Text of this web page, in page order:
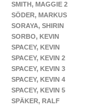
SMITH, MAGGIE 2
SÖDER, MARKUS
SORAYA, SHIRIN
SORBO, KEVIN
SPACEY, KEVIN
SPACEY, KEVIN 2
SPACEY, KEVIN 3
SPACEY, KEVIN 4
SPACEY, KEVIN 5
SPÄKER, RALF